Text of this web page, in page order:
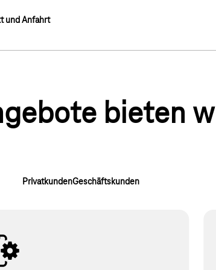
und Anfahrt
bieten
PrivatkundenGeschäftskunden